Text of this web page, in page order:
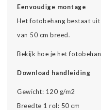
Eenvoudige montage
Het fotobehang bestaat
van 50 cm breed.
Bekijk hoe je het
Download handleiding
Gewicht: 120 g/m2
Breedte 1 rol: 50 cm